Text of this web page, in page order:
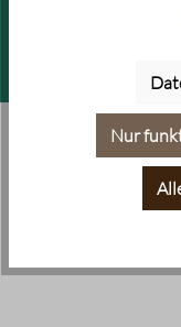
Welche
Nur